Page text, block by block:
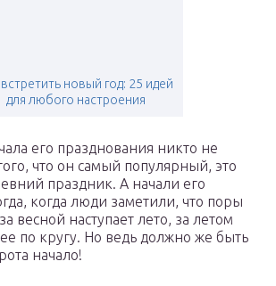
встретить новый год: 25 идей
для любого настроения
его празднования никто не
что он самый популярный, это
праздник. А начали его
когда люди заметили, что поры
весной наступает лето, за летом
по кругу. Но ведь должно же быть
начало!